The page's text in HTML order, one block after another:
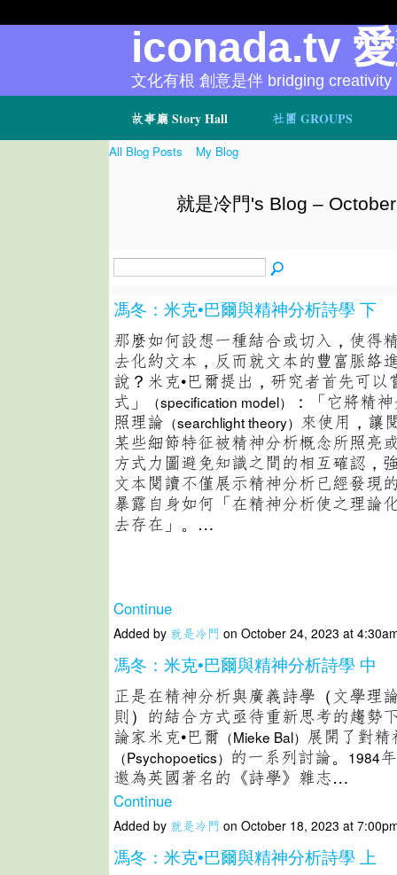
故事廳 Story Hall 社團 GROUPS
iconada.tv
文化有根 創意是伴 bridging creativity
All Blog Posts My Blog
就是冷門's Blog –
馮冬：米克•巴爾與精神分析詩學 下
那麼如何設想一種結合或切入，使得
去化約文本，反而就文本的豐富脈絡
說？米克•巴爾提出，研究者首先可以
式」
（specification model）
：「它將精
照理論 （searchlight theory） 來使用，讓
某些細節特征被精神分析概念所照亮
方式力圖避免知識之間的相互確認，
文本閱讀不僅展示精神分析已經發現
暴露自身如何「在精神分析使之理論
去存在」。…
Continue
Added by 就是冷門 on October 24, 2023 at
馮冬：米克•巴爾與精神分析詩學 中
正是在精神分析與廣義詩學（文學理
則）的結合方式亟待重新思考的趨勢
論家米克•巴爾 （Mieke Bal） 展開了對
（Psychopoetics） 的一系列討論。 1984
邀為英國著名的《詩學》雜志…
Continue
Added by 就是冷門 on October 18, 2023 at
馮冬：米克•巴爾與精神分析詩學 上